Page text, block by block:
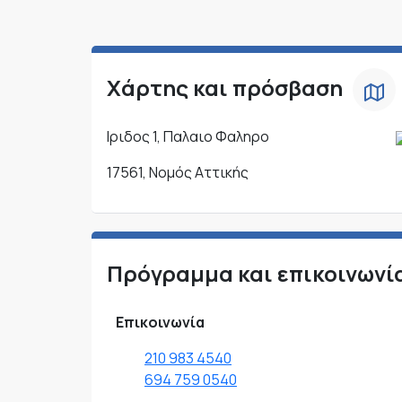
Χάρτης και πρόσβαση
Ιριδος 1, Παλαιο Φαληρο
17561, Νομός Αττικής
Πρόγραμμα και
Επικοινωνία
210 983 4540
694 759 0540